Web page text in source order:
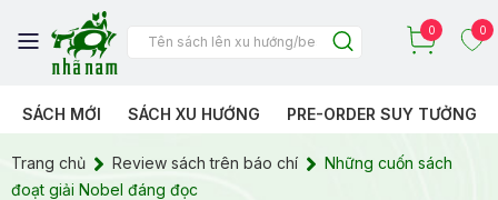
0 0
SÁCH MỚI SÁCH XU HƯỚNG PRE-ORDER SUY TƯỞNG
Trang chủ Review sách trên báo chí
Những cuốn sách
đoạt giải Nobel đáng đọc